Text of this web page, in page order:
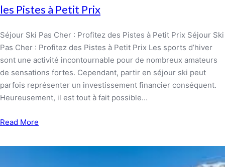
les Pistes à Petit Prix
Séjour Ski Pas Cher : Profitez des Pistes à Petit Prix Séjour Ski
Pas Cher : Profitez des Pistes à Petit Prix Les sports d’hiver
sont une activité incontournable pour de nombreux amateurs
de sensations fortes. Cependant, partir en séjour ski peut
parfois représenter un investissement financier conséquent.
Heureusement, il est tout à fait possible…
Read More